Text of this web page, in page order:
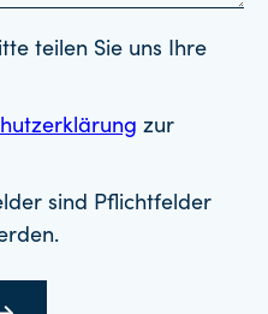
teilen Sie uns Ihre
zur
sind Pflichtfelder